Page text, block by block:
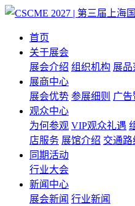
首页
关于展会
展会介绍 组织机构 展品
展商中心
展会优势 参展细则 广告
观众中心
为何参观 VIP观众礼遇
店服务 展馆介绍 交通路
同期活动
行业大会
新闻中心
展会新闻 行业新闻